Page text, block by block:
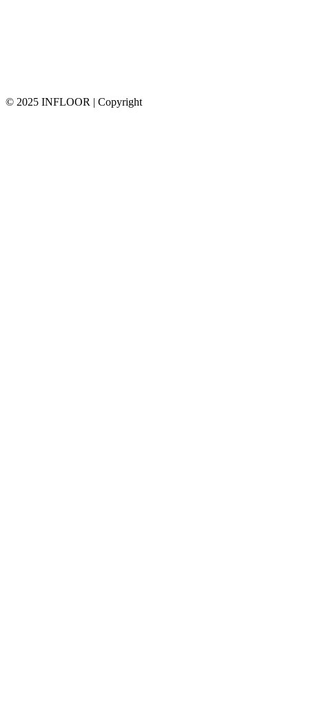
© 2025 INFLOOR | Copyright